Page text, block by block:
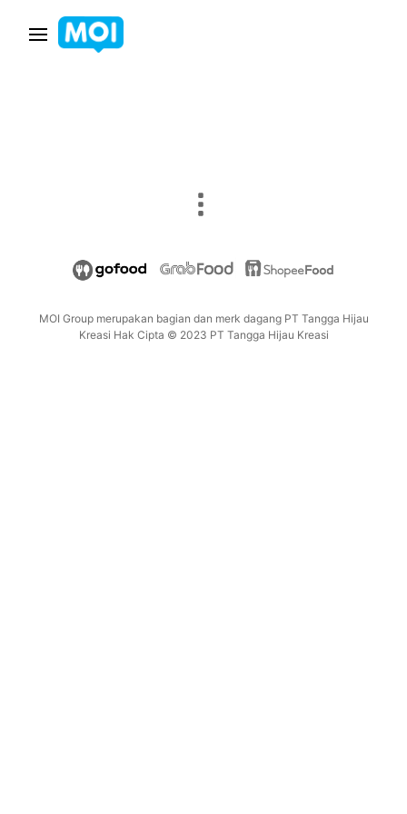
MOI Group merupakan bagian dan merk dagang PT Tangga Hijau
Kreasi Hak Cipta © 2023 PT Tangga Hijau Kreasi